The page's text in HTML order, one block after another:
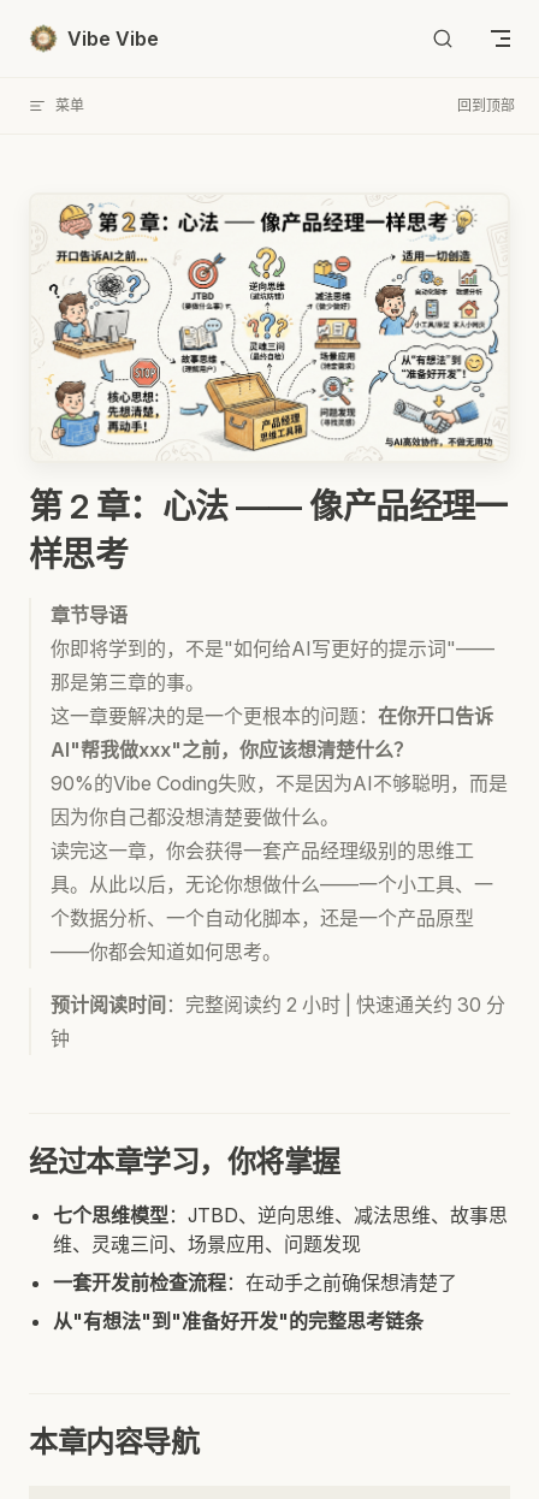
Skip to content
Vibe Vibe
菜单 回到顶部
第 2 章：心法 —— 像产品经理一
样思考
章节导语
你即将学到的，不是"如何给AI写更好的提示词"——
那是第三章的事。
这一章要解决的是一个更根本的问题： 在你开口告诉
AI"帮我做xxx"之前，你应该想清楚什么？
90%的Vibe Coding失败，不是因为AI不够聪明，而是
因为你自己都没想清楚要做什么。
读完这一章，你会获得一套产品经理级别的思维工
具。从此以后，无论你想做什么——一个小工具、一
个数据分析、一个自动化脚本，还是一个产品原型
——你都会知道如何思考。
预计阅读时间 ：完整阅读约 2 小时 | 快速通关约 30 分
钟
经过本章学习，你将掌握
七个思维模型：JTBD、逆向思维、减法思维、故事思
维、灵魂三问、场景应用、问题发现
一套开发前检查流程：在动手之前确保想清楚了
从"有想法"到"准备好开发"的完整思考链条
本章内容导航